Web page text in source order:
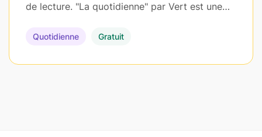
de lecture. "La quotidienne" par Vert est une…
Quotidienne Gratuit